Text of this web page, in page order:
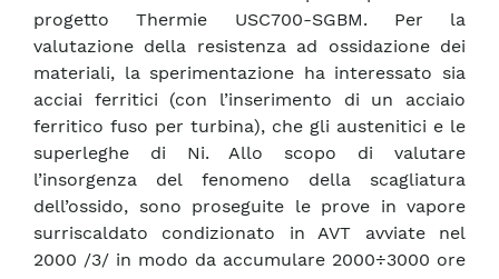
progetto Thermie USC700-SGBM. Per la
valutazione della resistenza ad ossidazione dei
materiali, la sperimentazione ha interessato sia
acciai ferritici (con l’inserimento di un acciaio
ferritico fuso per turbina), che gli austenitici e le
superleghe di Ni. Allo scopo di valutare
l’insorgenza del fenomeno della scagliatura
dell’ossido, sono proseguite le prove in vapore
surriscaldato condizionato in AVT avviate nel
2000 /3/ in modo da accumulare 2000÷3000 ore